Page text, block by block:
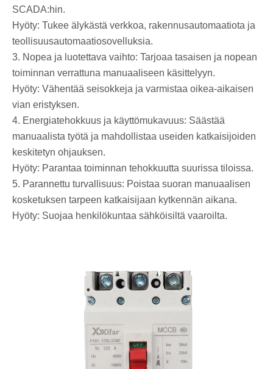
SCADA:hin.
Hyöty: Tukee älykästä verkkoa, rakennusautomaatiota ja
teollisuusautomaatiosovelluksia.
3. Nopea ja luotettava vaihto: Tarjoaa tasaisen ja nopean
toiminnan verrattuna manuaaliseen käsittelyyn.
Hyöty: Vähentää seisokkeja ja varmistaa oikea-aikaisen
vian eristyksen.
4. Energiatehokkuus ja käyttömukavuus: Säästää
manuaalista työtä ja mahdollistaa useiden katkaisijoiden
keskitetyn ohjauksen.
Hyöty: Parantaa toiminnan tehokkuutta suurissa tiloissa.
5. Parannettu turvallisuus: Poistaa suoran manuaalisen
kosketuksen tarpeen katkaisijaan kytkennän aikana.
Hyöty: Suojaa henkilökuntaa sähköisiltä vaaroilta.